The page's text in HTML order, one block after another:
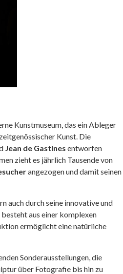
Kunstmuseum, das ein Ableger
Kunst. Die
Jean de Gastines entworfen
zieht es jährlich Tausende von
angezogen und damit seinen
auch durch seine innovative und
aus einer komplexen
ermöglicht eine natürliche
Sonderausstellungen, die
über Fotografie bis hin zu